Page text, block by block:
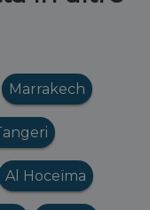
Marrakech
Al Hoceïma